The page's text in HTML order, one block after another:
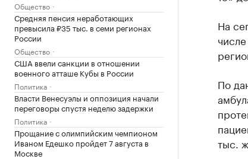
Общество
Средняя пенсия неработающих
превысила ₽35 тыс. в семи регионах
России
Общество
США ввели санкции в отношении
военного атташе Кубы в России
Политика
Власти Венесуэлы и оппозиция начали
переговоры спустя неделю задержки
Политика
Прощание с олимпийским чемпионом
Иваном Едешко пройдет 7 августа в
Москве
На
По
тыс.